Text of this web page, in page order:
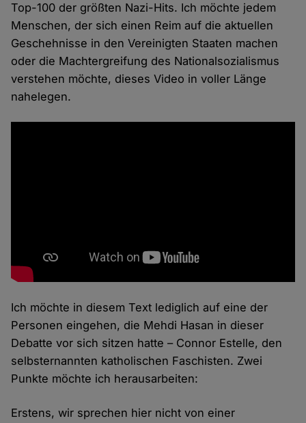
Top-100 der größten Nazi-Hits. Ich möchte jedem
Menschen, der sich einen Reim auf die aktuellen
Geschehnisse in den Vereinigten Staaten machen
oder die Machtergreifung des Nationalsozialismus
verstehen möchte, dieses Video in voller Länge
nahelegen.
Ich möchte in diesem Text lediglich auf eine der
Personen eingehen, die Mehdi Hasan in dieser
Debatte vor sich sitzen hatte – Connor Estelle, den
selbsternannten katholischen Faschisten. Zwei
Punkte möchte ich herausarbeiten:
Erstens, wir sprechen hier nicht von einer